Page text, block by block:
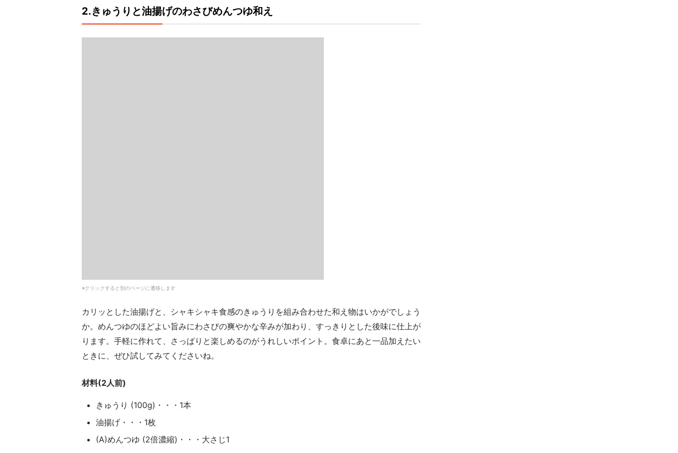
2.きゅうりと油揚げのわさびめんつゆ和え
※クリックすると別のページに遷移します
カリッとした油揚げと、シャキシャキ食感のきゅうりを組み合わせた和え物はいかがでしょう
か。めんつゆのほどよい旨みにわさびの爽やかな辛みが加わり、すっきりとした後味に仕上が
ります。手軽に作れて、さっぱりと楽しめるのがうれしいポイント。食卓にあと一品加えたい
ときに、ぜひ試してみてくださいね。
材料(2人前)
きゅうり (100g)・・・1本
油揚げ・・・1枚
(A)めんつゆ (2倍濃縮)・・・大さじ1